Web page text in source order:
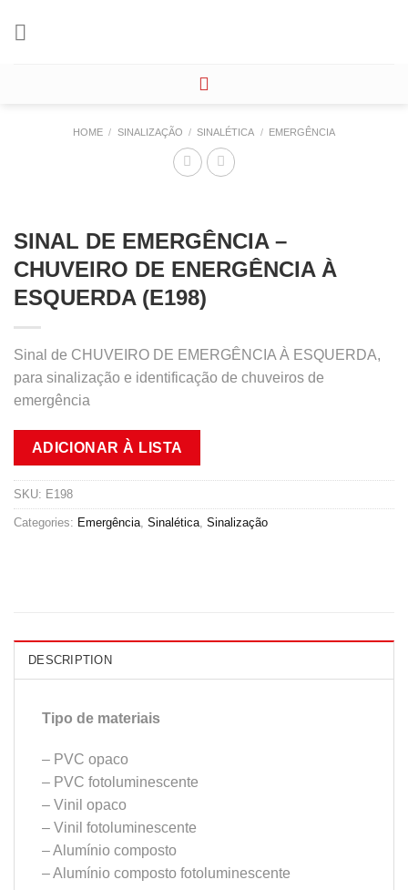
HOME / SINALIZAÇÃO / SINALÉTICA / EMERGÊNCIA
SINAL DE EMERGÊNCIA –
CHUVEIRO DE ENERGÊNCIA À
ESQUERDA (E198)
Sinal de CHUVEIRO DE EMERGÊNCIA À ESQUERDA,
para sinalização e identificação de chuveiros de
emergência
ADICIONAR À LISTA
SKU: E198
Categories: Emergência Sinalética Sinalização
DESCRIPTION
Tipo de materiais
– PVC opaco
– PVC fotoluminescente
– Vinil opaco
– Vinil fotoluminescente
– Alumínio composto
– Alumínio composto fotoluminescente